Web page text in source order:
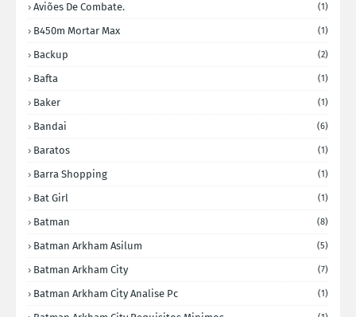
Aviões De Combate. (1)
B450m Mortar Max (1)
Backup (2)
Bafta (1)
Baker (1)
Bandai (6)
Baratos (1)
Barra Shopping (1)
Bat Girl (1)
Batman (8)
Batman Arkham Asilum (5)
Batman Arkham City (7)
Batman Arkham City Analise Pc (1)